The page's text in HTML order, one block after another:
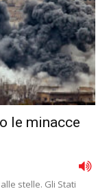
le minacce
stelle. Gli Stati